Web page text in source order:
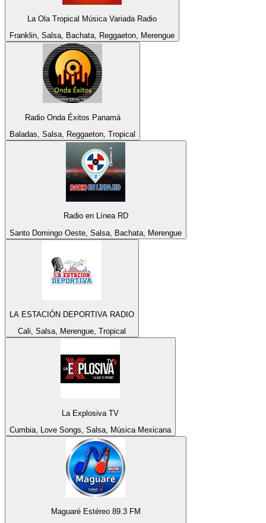
La Ola Tropical Música Variada Radio
Franklin, Salsa, Bachata, Reggaeton, Merengue
Radio Onda Éxitos Panamá
Baladas, Salsa, Reggaeton, Tropical
Radio en Línea RD
Santo Domingo Oeste, Salsa, Bachata, Merengue
LA ESTACIÓN DEPORTIVA RADIO
Cali, Salsa, Merengue, Tropical
La Explosiva TV
Cumbia, Love Songs, Salsa, Música Mexicana
Maguaré Estéreo 89.3 FM